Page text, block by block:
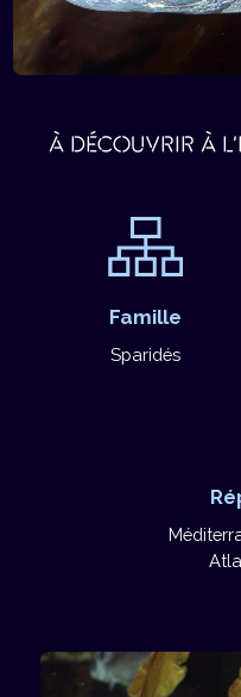
À DÉCOUVRIR À
Famille
Sparidés